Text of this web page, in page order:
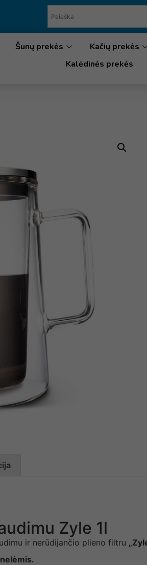
Šunų prekės Kačių prekės
Kalėdinės prekės
Zyle 1l
ir nerūdijančio plieno filtru